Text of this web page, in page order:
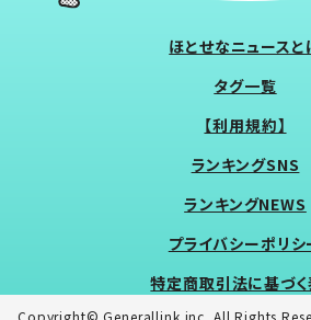
ほとせなニュースと
タグ一覧
【利用規約】
ランキングSNS
ランキングNEWS
プライバシーポリシ
特定商取引法に基づ